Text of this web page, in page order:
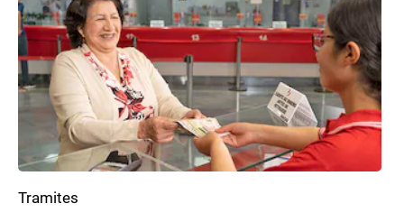
Tramites